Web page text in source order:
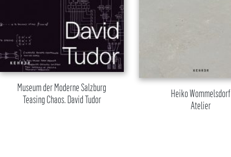
Museum der Moderne Salzburg
Teasing Chaos. David Tudor
Heiko Wommelsdorf
Atelier